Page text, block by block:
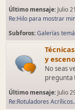
Último mensaje: Julio
Re:Hilo para mostrar
Subforos Galerías
y
No seas
pregunta
Último mensaje: Julio
Re:Rotuladores